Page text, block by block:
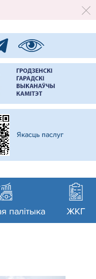
Якасць паслуг
палітыка ЖКГ